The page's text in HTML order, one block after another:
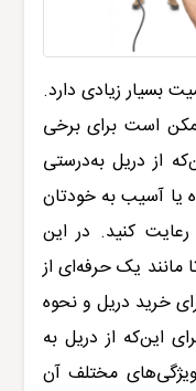
بسیار زیادی دارد.
است برای برخی
از دریل به‌درستی
یا آسیب به خودتان
کنید. در این
مانند یک حرفه‌ای از
خرید دریل و نحوه
این‌که از دریل به
ویژگی‌های مختلف آن